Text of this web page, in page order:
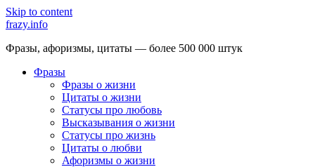
Skip to content
frazy.info
Фразы, афоризмы, цитаты — более 500 000 штук
Фразы
Фразы о жизни
Цитаты о жизни
Статусы про любовь
Высказывания о жизни
Статусы про жизнь
Цитаты о любви
Афоризмы о жизни